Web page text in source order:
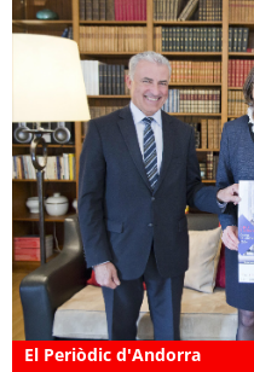
El Periòdic d'Andorra